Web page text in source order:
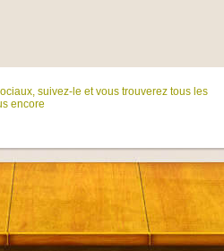
suivez-le et vous trouverez tous les
encore